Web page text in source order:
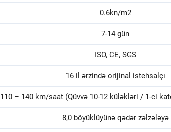
0.6kn/m2
7-14 gün
ISO, CE, SGS
16 il ərzində orijinal istehsalçı
110 – 140 km/saat (Qüvvə 10-12 küləkləri / 1-ci
8,0 böyüklüyünə qədər zəlzələyə